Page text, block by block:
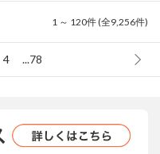
1 ～ 120件 (全9,256件)
4 ...78